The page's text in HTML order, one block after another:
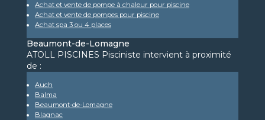
Achat et vente de pompe à chaleur pour piscine
Achat et vente de pompes pour piscine
Achat spa 3 ou 4 places
Beaumont-de-Lomagne
ATOLL PISCINES Pisciniste intervient à proximité
de :
Auch
Balma
Beaumont-de-Lomagne
Blagnac